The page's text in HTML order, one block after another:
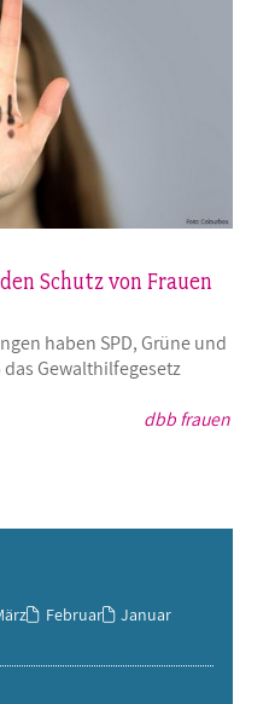
dbb frauen
Schutz von Frauen
haben SPD, Grüne und
Gewalthilfegesetz
Februar Januar